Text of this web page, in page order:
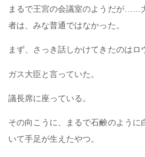
まるで王宮の会議室のようだが……
者は、みな普通ではなかった。
まず、さっき話しかけてきたのはロ
ガス大臣と言っていた。
議長席に座っている。
その向こうに、まるで石鹸のように
いて手足が生えたやつ。